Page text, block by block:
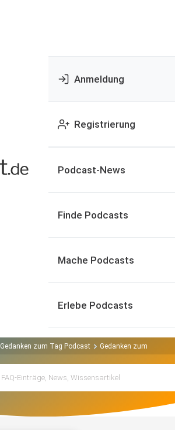
Anmeldung
Registrierung
Podcast-News
Finde Podcasts
Mache Podcasts
Erlebe Podcasts
Gedanken zum Tag Podcast Gedanken zum Tag